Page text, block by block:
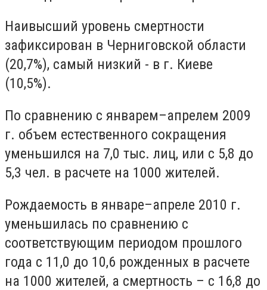
Наивысший уровень смертности
зафиксирован в Черниговской области
(20,7%), самый низкий - в г. Киеве
(10,5%).
По сравнению с январем–апрелем 2009
г. объем естественного сокращения
уменьшился на 7,0 тыс. лиц, или с 5,8 до
5,3 чел. в расчете на 1000 жителей.
Рождаемость в январе–апреле 2010 г.
уменьшилась по сравнению с
соответствующим периодом прошлого
года с 11,0 до 10,6 рожденных в расчете
на 1000 жителей, а смертность – с 16,8 до